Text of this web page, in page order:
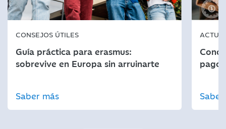
CONSEJOS ÚTILES
Guía práctica para erasmus:
sobrevive en Europa sin arruinarte
Saber más
pago